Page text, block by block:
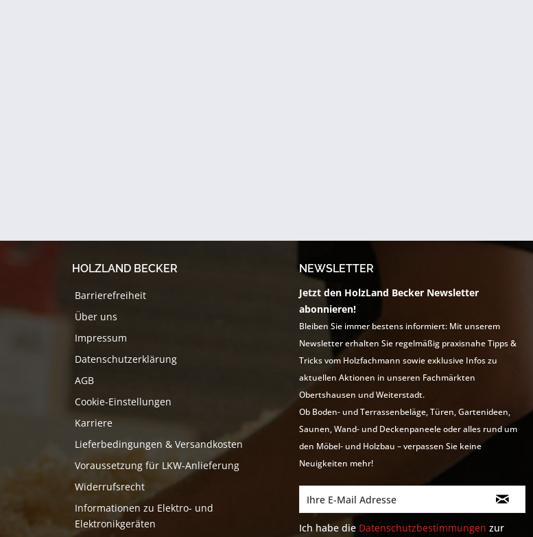
HOLZLAND BECKER
Barrierefreiheit
Über uns
Impressum
Datenschutzerklärung
AGB
Cookie-Einstellungen
Karriere
Lieferbedingungen & Versandkosten
Voraussetzung für LKW-Anlieferung
Widerrufsrecht
Informationen zu Elektro- und
Elektronikgeräten
NEWSLETTER
Jetzt den HolzLand Becker Newsletter
abonnieren!
Bleiben Sie immer bestens informiert: Mit unserem
Newsletter erhalten Sie regelmäßig praxisnahe Tipps &
Tricks vom Holzfachmann sowie exklusive Infos zu
aktuellen Aktionen in unseren Fachmärkten
Obertshausen und Weiterstadt.
Ob Boden- und Terrassenbeläge, Türen, Gartenideen,
Saunen, Wand- und Deckenpaneele oder alles rund um
den Möbel- und Holzbau – verpassen Sie keine
Neuigkeiten mehr!
Ich habe die Datenschutzbestimmungen zur